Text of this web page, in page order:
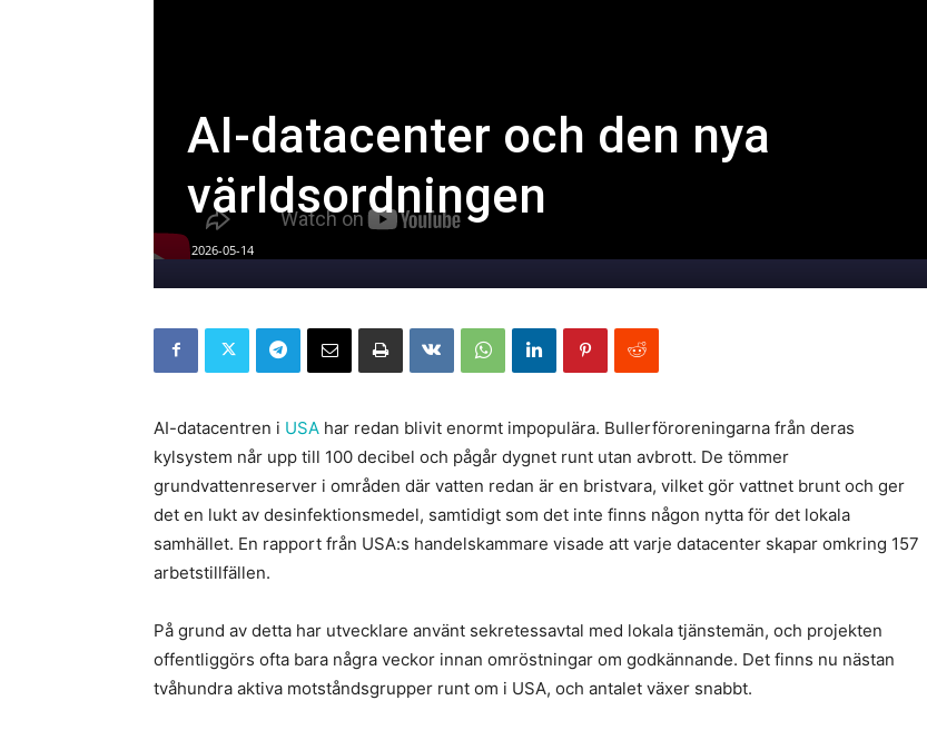
AI-datacenter och den nya
världsordningen
2026-05-14
AI-datacentren i USA har redan blivit enormt impopulära. Bullerföroreningarna från deras
kylsystem når upp till 100 decibel och pågår dygnet runt utan avbrott. De tömmer
grundvattenreserver i områden där vatten redan är en bristvara, vilket gör vattnet brunt och ger
det en lukt av desinfektionsmedel, samtidigt som det inte finns någon nytta för det lokala
samhället. En rapport från USA:s handelskammare visade att varje datacenter skapar omkring 157
arbetstillfällen.
På grund av detta har utvecklare använt sekretessavtal med lokala tjänstemän, och projekten
offentliggörs ofta bara några veckor innan omröstningar om godkännande. Det finns nu nästan
tvåhundra aktiva motståndsgrupper runt om i USA, och antalet växer snabbt.